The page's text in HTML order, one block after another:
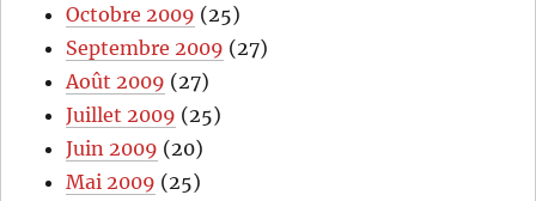
Octobre 2009 (25)
Septembre 2009 (27)
Août 2009 (27)
Juillet 2009 (25)
Juin 2009 (20)
Mai 2009 (25)